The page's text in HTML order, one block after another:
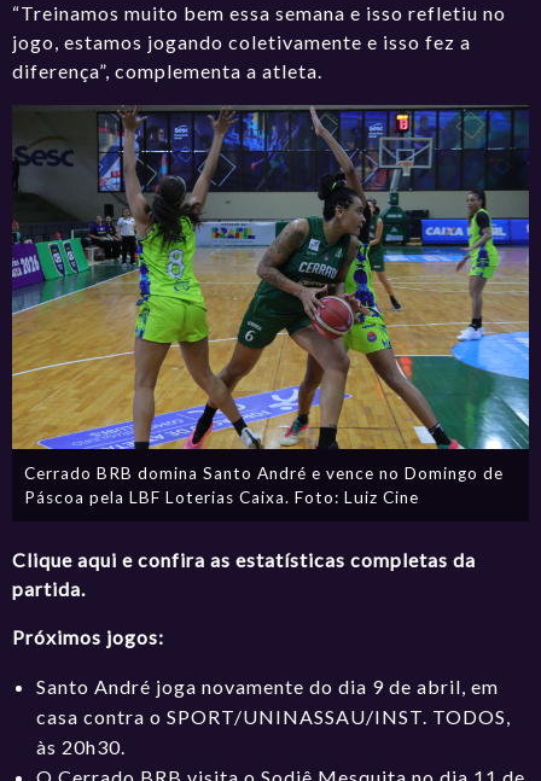
“Treinamos muito bem essa semana e isso refletiu no
jogo, estamos jogando coletivamente e isso fez a
diferença”, complementa a atleta.
Cerrado BRB domina Santo André e vence no Domingo de
Páscoa pela LBF Loterias Caixa. Foto: Luiz Cine
Clique aqui e confira as estatísticas completas da
partida.
Próximos jogos:
Santo André joga novamente do dia 9 de abril, em
casa contra o SPORT/UNINASSAU/INST. TODOS,
às 20h30.